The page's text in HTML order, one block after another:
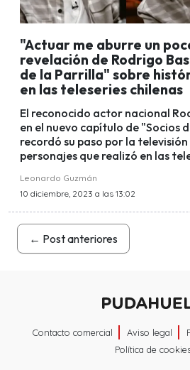
"Actuar me aburre un
revelación de Rodrigo
de la Parrilla" sobre
en las teleseries chilenas
El reconocido actor nacional
en el nuevo capítulo de "Socios
recordó su paso por la
personajes que realizó en las
Leonardo Guzmán
10 diciembre, 2023 a las 13:02
← Post anteriores
Contacto comercial Aviso legal
Política de